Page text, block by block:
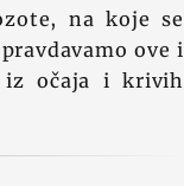
na koje se
ove i
iz očaja i krivih